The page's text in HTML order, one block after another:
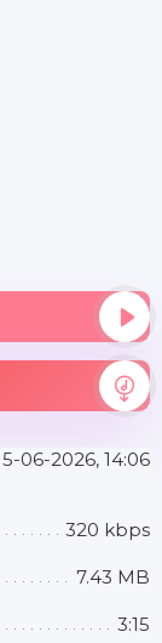
5-06-2026, 14:06
320 kbps
7.43 MB
3:15